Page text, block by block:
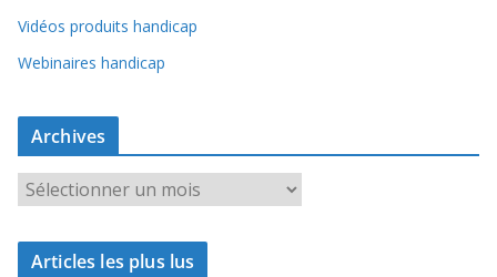
Vidéos produits handicap
Webinaires handicap
Archives
r
c
Articles les plus lus